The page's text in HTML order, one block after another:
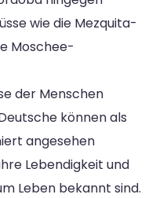
wie die Mezquita-
Moschee-
der Menschen
können als
angesehen
Lebendigkeit und
Leben bekannt sind.